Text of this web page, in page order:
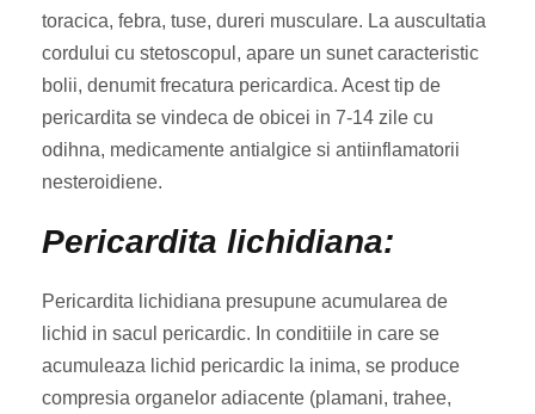
toracica, febra, tuse, dureri musculare. La auscultatia
cordului cu stetoscopul, apare un sunet caracteristic
bolii, denumit frecatura pericardica. Acest tip de
pericardita se vindeca de obicei in 7-14 zile cu
odihna, medicamente antialgice si antiinflamatorii
nesteroidiene.
Pericardita lichidiana:
Pericardita lichidiana presupune acumularea de
lichid in sacul pericardic. In conditiile in care se
acumuleaza lichid pericardic la inima, se produce
compresia organelor adiacente (plamani, trahee,